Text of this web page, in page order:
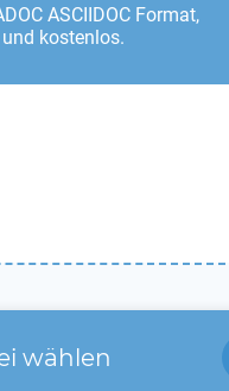
ASCIIDOC Format,
kostenlos.
wählen